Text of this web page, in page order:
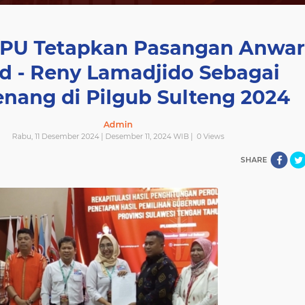
Tetapkan Pasangan Anwar
- Reny Lamadjido Sebagai
di Pilgub Sulteng 2024
Admin
Rabu, 11 Desember 2024 | Desember 11, 2024 WIB | 0Views
SHARE